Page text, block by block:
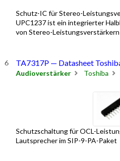
Schutz-IC für Stereo-
UPC1237 ist ein integrierter
von Stereo-
TA7317P — Datasheet
Audioverstärker Toshiba
Schutzschaltung für OCL-
Lautsprecher im SIP-9-PA-Paket